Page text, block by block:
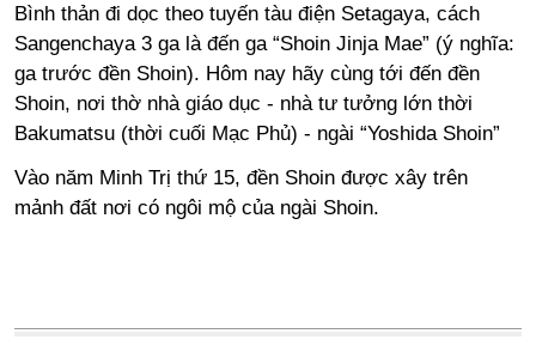
Bình thản đi dọc theo tuyến tàu điện Setagaya, cách
Sangenchaya 3 ga là đến ga “Shoin Jinja Mae” (ý nghĩa:
ga trước đền Shoin). Hôm nay hãy cùng tới đến đền
Shoin, nơi thờ nhà giáo dục - nhà tư tưởng lớn thời
Bakumatsu (thời cuối Mạc Phủ) - ngài “Yoshida Shoin”
Vào năm Minh Trị thứ 15, đền Shoin được xây trên
mảnh đất nơi có ngôi mộ của ngài Shoin.